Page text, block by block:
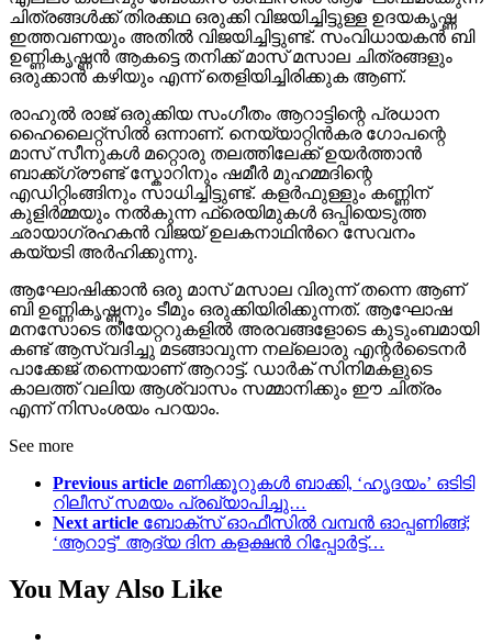
ചിത്രങ്ങൾക്ക് തിരക്കഥ ഒരുക്കി വിജയിച്ചിട്ടുള്ള ഉദയകൃഷ്ണ
ഇത്തവണയും അതിൽ വിജയിച്ചിട്ടുണ്ട്. സംവിധായകൻ ബി
ഉണ്ണികൃഷ്ണൻ ആകട്ടെ തനിക്ക് മാസ് മസാല ചിത്രങ്ങളും
ഒരുക്കാൻ കഴിയും എന്ന് തെളിയിച്ചിരിക്കുക ആണ്.
രാഹുൽ രാജ് ഒരുക്കിയ സംഗീതം ആറാട്ടിന്റെ പ്രധാന
ഹൈലൈറ്റ്സിൽ ഒന്നാണ്. നെയ്യാറ്റിൻകര ഗോപന്റെ
മാസ് സീനുകൾ മറ്റൊരു തലത്തിലേക്ക് ഉയർത്താൻ
ബാക്ക്ഗ്രൗണ്ട് സ്കോറിനും ഷമീർ മുഹമ്മദിന്റെ
എഡിറ്റിംങ്ങിനും സാധിച്ചിട്ടുണ്ട്. കളര്‍ഫുള്ളും കണ്ണിന്
കുളിര്‍മ്മയും നല്‍കുന്ന ഫ്രെയിമുകള്‍ ഒപ്പിയെടുത്ത
ഛായാഗ്രഹകന്‍ വിജയ് ഉലകനാഥിന്‍റെ സേവനം
കയ്യടി അര്‍ഹിക്കുന്നു.
ആഘോഷിക്കാൻ ഒരു മാസ് മസാല വിരുന്ന് തന്നെ ആണ്
ബി ഉണ്ണികൃഷ്ണനും ടീമും ഒരുക്കിയിരിക്കുന്നത്. ആഘോഷ
മനസോടെ തീയേറ്ററുകളിൽ അരവങ്ങളോടെ കുടുംബമായി
കണ്ട് ആസ്വദിച്ചു മടങ്ങാവുന്ന നല്ലൊരു എന്റർടൈനർ
പാക്കേജ് തന്നെയാണ് ആറാട്ട്. ഡാർക് സിനിമകളുടെ
കാലത്ത് വലിയ ആശ്വാസം സമ്മാനിക്കും ഈ ചിത്രം
എന്ന് നിസംശയം പറയാം.
See more
Previous article മണിക്കൂറുകൾ ബാക്കി, ‘ഹൃദയം’ ഒടിടി
റിലീസ് സമയം പ്രഖ്യാപിച്ചു…
Next article ബോക്സ് ഓഫീസിൽ വമ്പൻ ഓപ്പണിങ്ങ്‌;
‘ആറാട്ട്’ ആദ്യ ദിന കളക്ഷന്‍ റിപ്പോര്‍ട്ട്…
You May Also Like